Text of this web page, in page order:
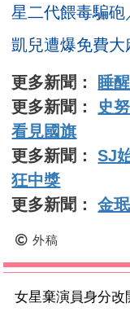
星二代餵毒騙
凱兒遭爆免費大
更多新聞：
睡
更多新聞： 史
看見國旗
更多新聞：SJ
狂中獎
更多新聞：金
外稿
女星棄演員身分